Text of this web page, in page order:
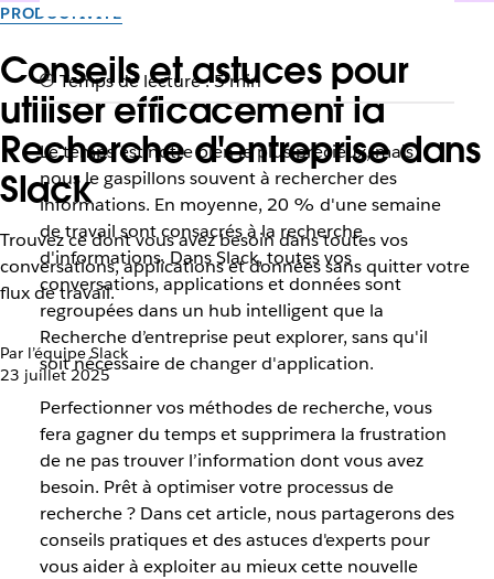
PRODUCTIVITÉ
Conseils et astuces pour
utiliser efficacement la
Recherche d'entreprise dans
Slack
Trouvez ce dont vous avez besoin dans toutes vos
conversations, applications et données sans quitter votre
flux de travail.
Par l’équipe Slack
23 juillet 2025
Temps de lecture : 5 min
Le temps est notre bien le plus précieux, mais
nous le gaspillons souvent à rechercher des
informations. En moyenne, 20 % d'une semaine
de travail sont consacrés à la recherche
d'informations. Dans Slack, toutes vos
conversations, applications et données sont
regroupées dans un hub intelligent que la
Recherche d’entreprise peut explorer, sans qu'il
soit nécessaire de changer d'application.
Perfectionner vos méthodes de recherche, vous
fera gagner du temps et supprimera la frustration
de ne pas trouver l’information dont vous avez
besoin. Prêt à optimiser votre processus de
recherche ? Dans cet article, nous partagerons des
conseils pratiques et des astuces d'experts pour
vous aider à exploiter au mieux cette nouvelle